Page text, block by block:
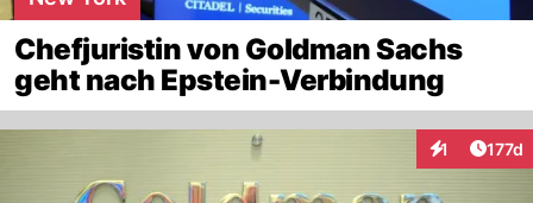
Chefjuristin von Goldman Sachs
geht nach Epstein-Verbindung
1
Interaktionen
177d